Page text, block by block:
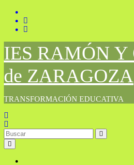
Saltar
contenido
IES RAMÓN Y
de ZARAGOZA
TRANSFORMACIÓN EDUCATIVA